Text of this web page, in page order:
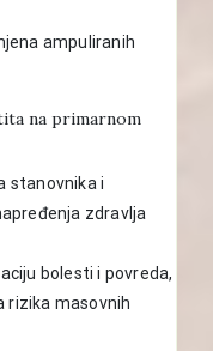
ampuliranih
na primarnom
stanovnika i
zdravlja
bolesti i povreda,
rizika masovnih